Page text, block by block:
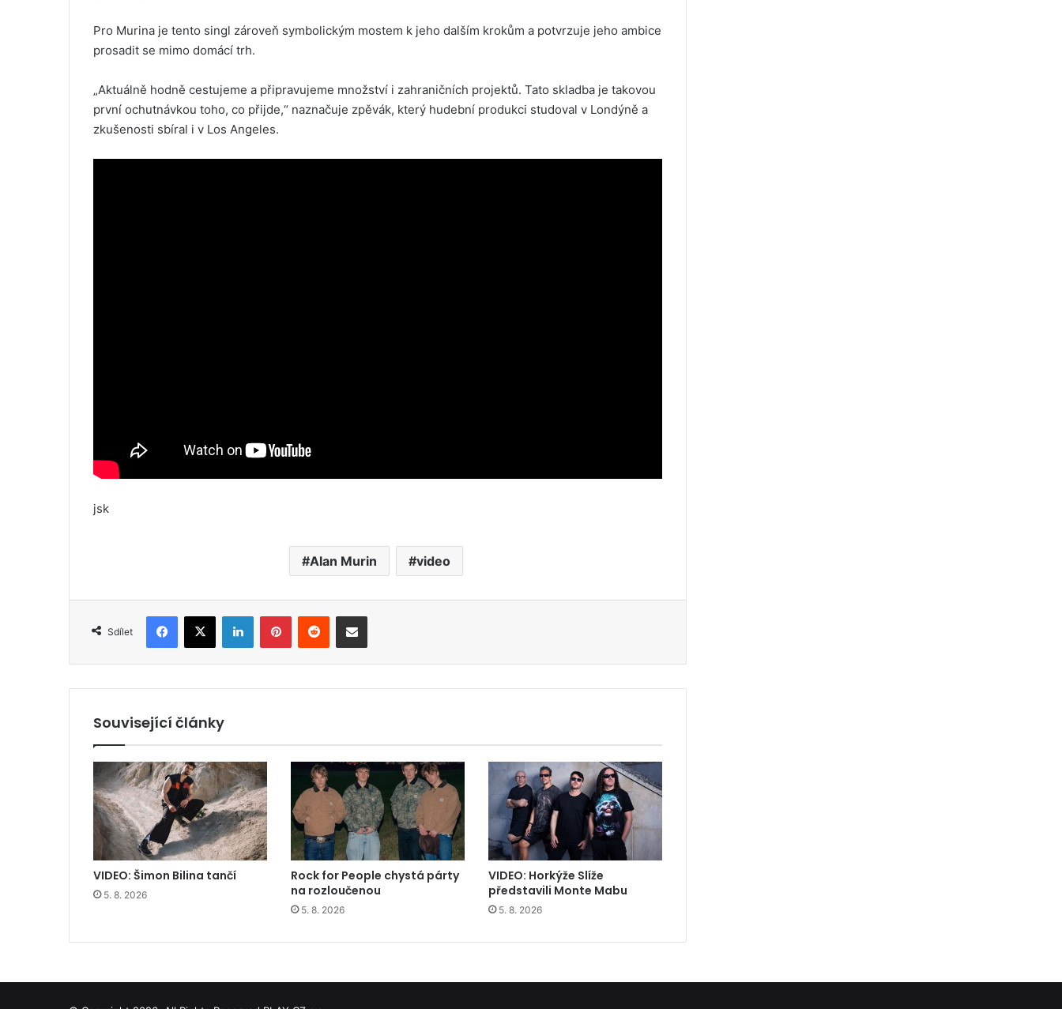
Pro Murina je tento singl zároveň symbolickým mostem k jeho dalším krokům a potvrzuje jeho ambice
prosadit se mimo domácí trh.
„Aktuálně hodně cestujeme a připravujeme množství i zahraničních projektů. Tato skladba je takovou
první ochutnávkou toho, co přijde,“ naznačuje zpěvák, který hudební produkci studoval v Londýně a
zkušenosti sbíral i v Los Angeles.
jsk
Alan Murin video
Sdílet
Související články
VIDEO: Šimon Bilina tančí
5. 8. 2026
Rock for People chystá párty
na rozloučenou
5. 8. 2026
VIDEO: Horkýže Slíže
představili Monte Mabu
5. 8. 2026